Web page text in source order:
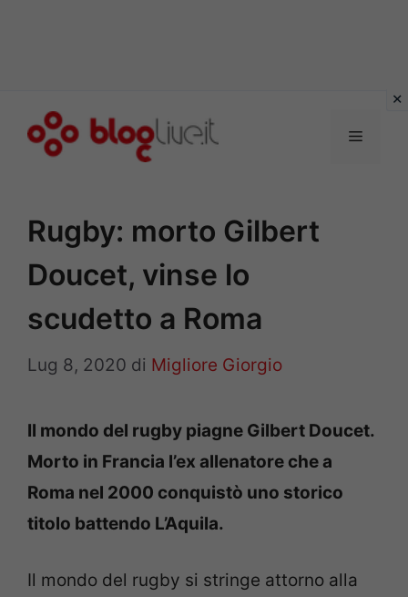
Menu
Rugby: morto Gilbert
Doucet, vinse lo
scudetto a Roma
Lug 8, 2020 di Migliore Giorgio
Il mondo del rugby piagne Gilbert Doucet.
Morto in Francia l’ex allenatore che a
Roma nel 2000 conquistò uno storico
titolo battendo L’Aquila.
Il mondo del rugby si stringe attorno alla